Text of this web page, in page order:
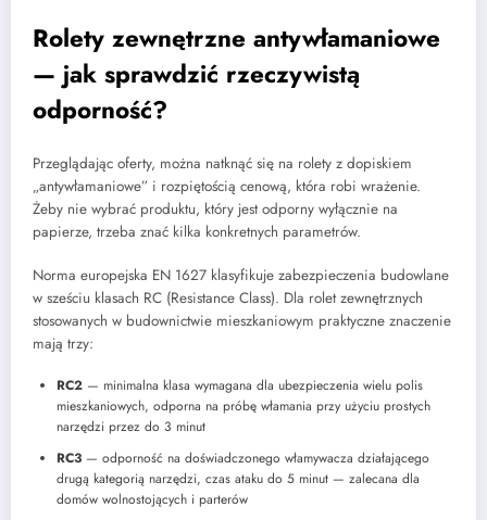
Rolety zewnętrzne antywłamaniowe
— jak sprawdzić rzeczywistą
odporność?
Przeglądając oferty, można natknąć się na rolety z dopiskiem
„antywłamaniowe” i rozpiętością cenową, która robi wrażenie.
Żeby nie wybrać produktu, który jest odporny wyłącznie na
papierze, trzeba znać kilka konkretnych parametrów.
Norma europejska EN 1627 klasyfikuje zabezpieczenia budowlane
w sześciu klasach RC (Resistance Class). Dla rolet zewnętrznych
stosowanych w budownictwie mieszkaniowym praktyczne znaczenie
mają trzy:
RC2 — minimalna klasa wymagana dla ubezpieczenia wielu polis
mieszkaniowych, odporna na próbę włamania przy użyciu prostych
narzędzi przez do 3 minut
RC3 — odporność na doświadczonego włamywacza działającego
drugą kategorią narzędzi, czas ataku do 5 minut — zalecana dla
domów wolnostojących i parterów